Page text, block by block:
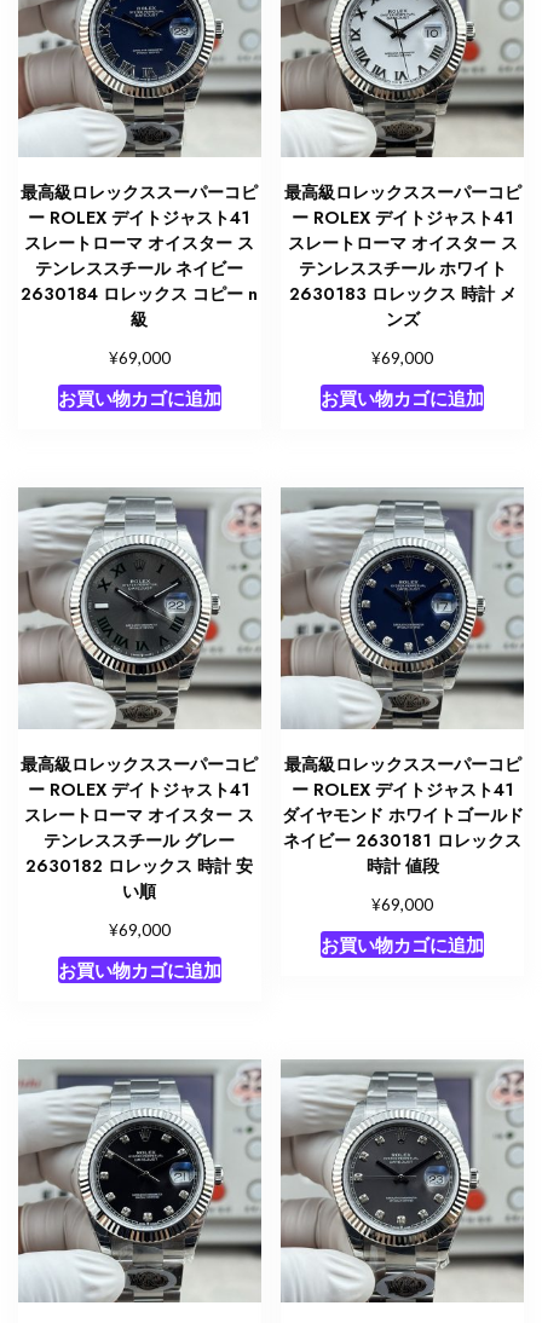
最高級ロレックススーパーコピ
ー ROLEX デイトジャスト41
スレートローマ オイスター ス
テンレススチール ネイビー
2630184 ロレックス コピー n
級
¥69,000
お買い物カゴに追加
最高級ロレックススーパーコピ
ー ROLEX デイトジャスト41
スレートローマ オイスター ス
テンレススチール ホワイト
2630183 ロレックス 時計 メ
ンズ
¥69,000
お買い物カゴに追加
最高級ロレックススーパーコピ
ー ROLEX デイトジャスト41
スレートローマ オイスター ス
テンレススチール グレー
2630182 ロレックス 時計 安
い順
¥69,000
お買い物カゴに追加
最高級ロレックススーパーコピ
ー ROLEX デイトジャスト41
ダイヤモンド ホワイトゴールド
ネイビー 2630181 ロレックス
時計 値段
¥69,000
お買い物カゴに追加